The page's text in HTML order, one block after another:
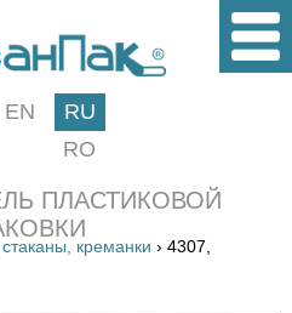
EN
RU
RO
ПЛАСТИКОВОЙ
креманки › 4307,